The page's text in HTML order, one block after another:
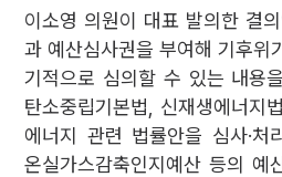
이소영 의원이 대표 발의한 결
과 예산심사권을 부여해 기후위
기적으로 심의할 수 있는 내용
탄소중립기본법, 신재생에너지
에너지 관련 법률안을 심사·처
온실가스감축인지예산 등의 예